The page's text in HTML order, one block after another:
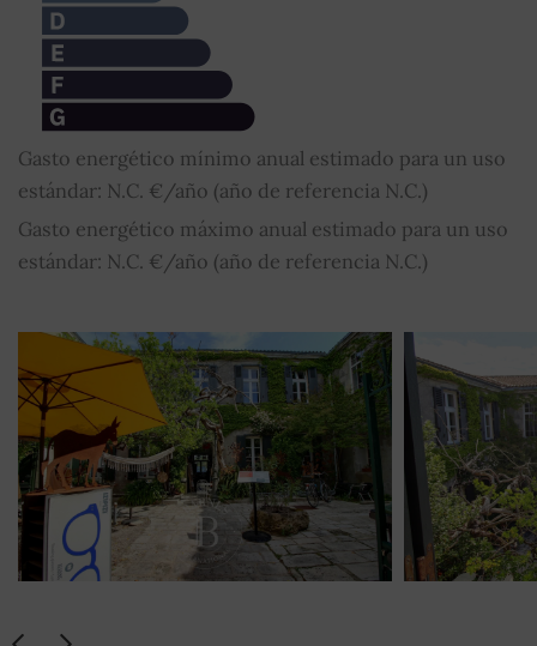
Gasto energético mínimo anual estimado para un uso
estándar: N.C. €/año (año de referencia N.C.)
Gasto energético máximo anual estimado para un uso
estándar: N.C. €/año (año de referencia N.C.)